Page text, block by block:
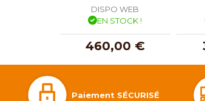
DISPO WEB
EN STOCK !
460,00 €
Paiement SÉCURISÉ